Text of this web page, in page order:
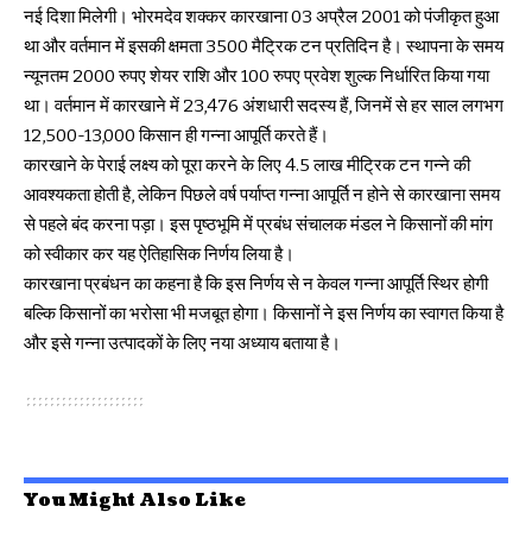
नई दिशा मिलेगी। भोरमदेव शक्कर कारखाना 03 अप्रैल 2001 को पंजीकृत हुआ
था और वर्तमान में इसकी क्षमता 3500 मैट्रिक टन प्रतिदिन है। स्थापना के समय
न्यूनतम 2000 रुपए शेयर राशि और 100 रुपए प्रवेश शुल्क निर्धारित किया गया
था। वर्तमान में कारखाने में 23,476 अंशधारी सदस्य हैं, जिनमें से हर साल लगभग
12,500-13,000 किसान ही गन्ना आपूर्ति करते हैं।
कारखाने के पेराई लक्ष्य को पूरा करने के लिए 4.5 लाख मीट्रिक टन गन्ने की
आवश्यकता होती है, लेकिन पिछले वर्ष पर्याप्त गन्ना आपूर्ति न होने से कारखाना समय
से पहले बंद करना पड़ा। इस पृष्ठभूमि में प्रबंध संचालक मंडल ने किसानों की मांग
को स्वीकार कर यह ऐतिहासिक निर्णय लिया है।
कारखाना प्रबंधन का कहना है कि इस निर्णय से न केवल गन्ना आपूर्ति स्थिर होगी
बल्कि किसानों का भरोसा भी मजबूत होगा। किसानों ने इस निर्णय का स्वागत किया है
और इसे गन्ना उत्पादकों के लिए नया अध्याय बताया है।
You Might Also Like